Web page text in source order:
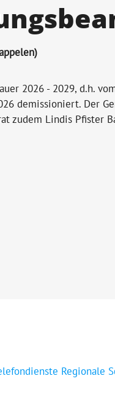
2026 - 2029, d.h.
demissioniert. Der
zudem Lindis Pfister
Regionale